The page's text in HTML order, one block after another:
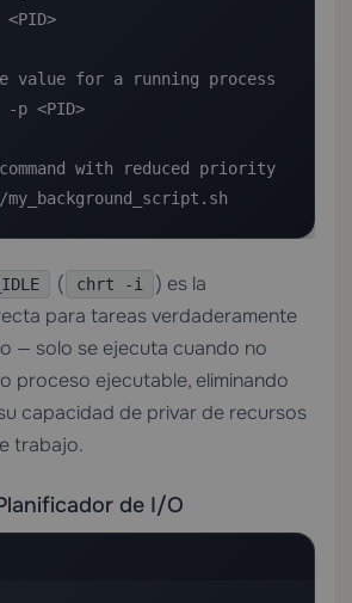
value for a running process
p <PID>
with reduced priority
( chrt -i
) es la
para tareas verdaderamente
— solo se ejecuta cuando no
proceso ejecutable, eliminando
capacidad de privar de recursos
trabajo.
de I/O